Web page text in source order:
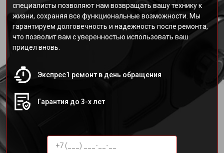
специалисты позволяют нам возвращать вашу технику к
жизни, сохраняя все функциональные возможности. Мы
гарантируем долговечность и надежность после ремонта,
что позволит вам с уверенностью использовать ваш
прицел вновь.
Экспрес1 ремонт в день обращения
Гарантия до 3-х лет